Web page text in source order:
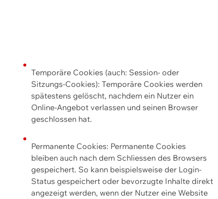
Temporäre Cookies (auch: Session- oder
Sitzungs-Cookies): Temporäre Cookies werden
spätestens gelöscht, nachdem ein Nutzer ein
Online-Angebot verlassen und seinen Browser
geschlossen hat.
Permanente Cookies: Permanente Cookies
bleiben auch nach dem Schliessen des Browsers
gespeichert. So kann beispielsweise der Login-
Status gespeichert oder bevorzugte Inhalte direkt
angezeigt werden, wenn der Nutzer eine Website